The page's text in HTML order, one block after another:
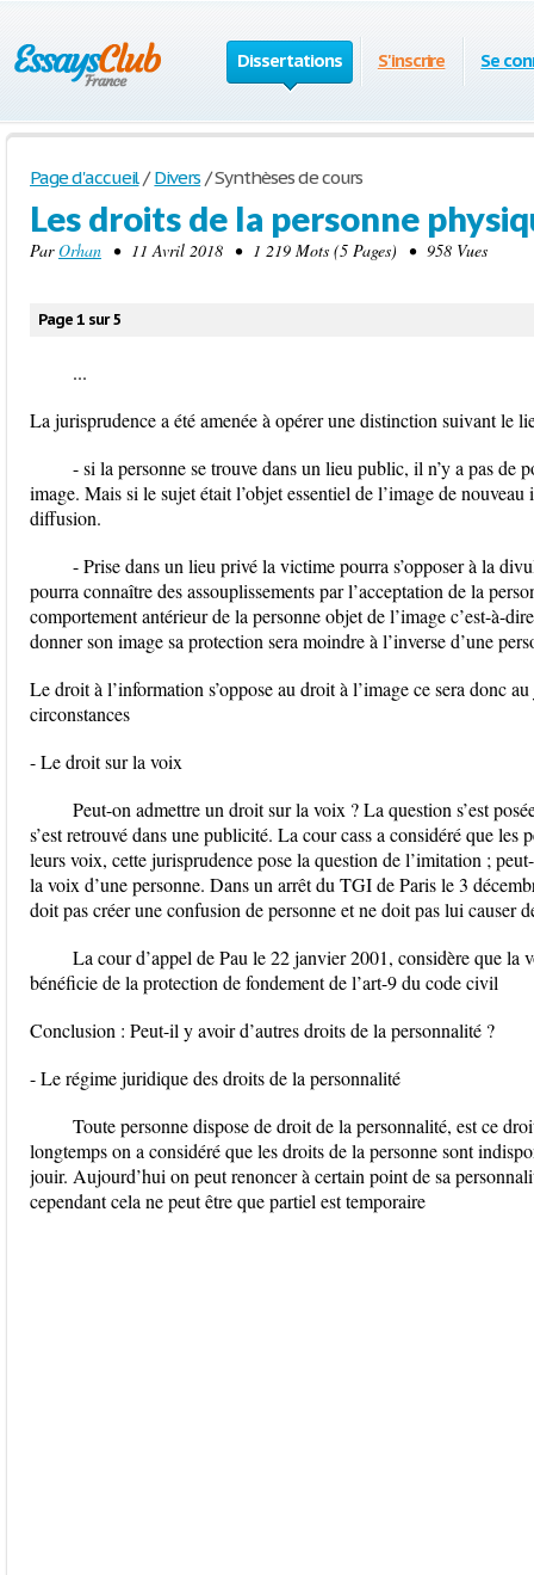
Dissertations S'inscrire Se
Page d'accueil / Divers /Synthèses de cours
Les droits de la personne
ParOrhan • 11 Avril 2018 • 1 219 Mots (5 Pages) • 958 Vues
Page 1 sur 5
...
La jurisprudence a été amenée à opérer une distinction suivant le
- si la personne se trouve dans un lieu public, il n’y a pas de
image. Mais si le sujet était l’objet essentiel de l’image de nouveau
diffusion.
- Prise dans un lieu privé la victime pourra s’opposer à la
pourra connaître des assouplissements par l’acceptation de la
comportement antérieur de la personne objet de l’image c’est-à-
donner son image sa protection sera moindre à l’inverse d’une
Le droit à l’information s’oppose au droit à l’image ce sera donc
circonstances
- Le droit sur la voix
Peut-on admettre un droit sur la voix ? La question s’est
s’est retrouvé dans une publicité. La cour cass a considéré que les
leurs voix, cette jurisprudence pose la question de l’imitation ;
la voix d’une personne. Dans un arrêt du TGI de Paris le 3
doit pas créer une confusion de personne et ne doit pas lui causer
La cour d’appel de Pau le 22 janvier 2001, considère que la
bénéficie de la protection de fondement de l’art-9 du code civil
Conclusion : Peut-il y avoir d’autres droits de la personnalité ?
- Le régime juridique des droits de la personnalité
Toute personne dispose de droit de la personnalité, est ce
longtemps on a considéré que les droits de la personne sont
jouir. Aujourd’hui on peut renoncer à certain point de sa
cependant cela ne peut être que partiel est temporaire